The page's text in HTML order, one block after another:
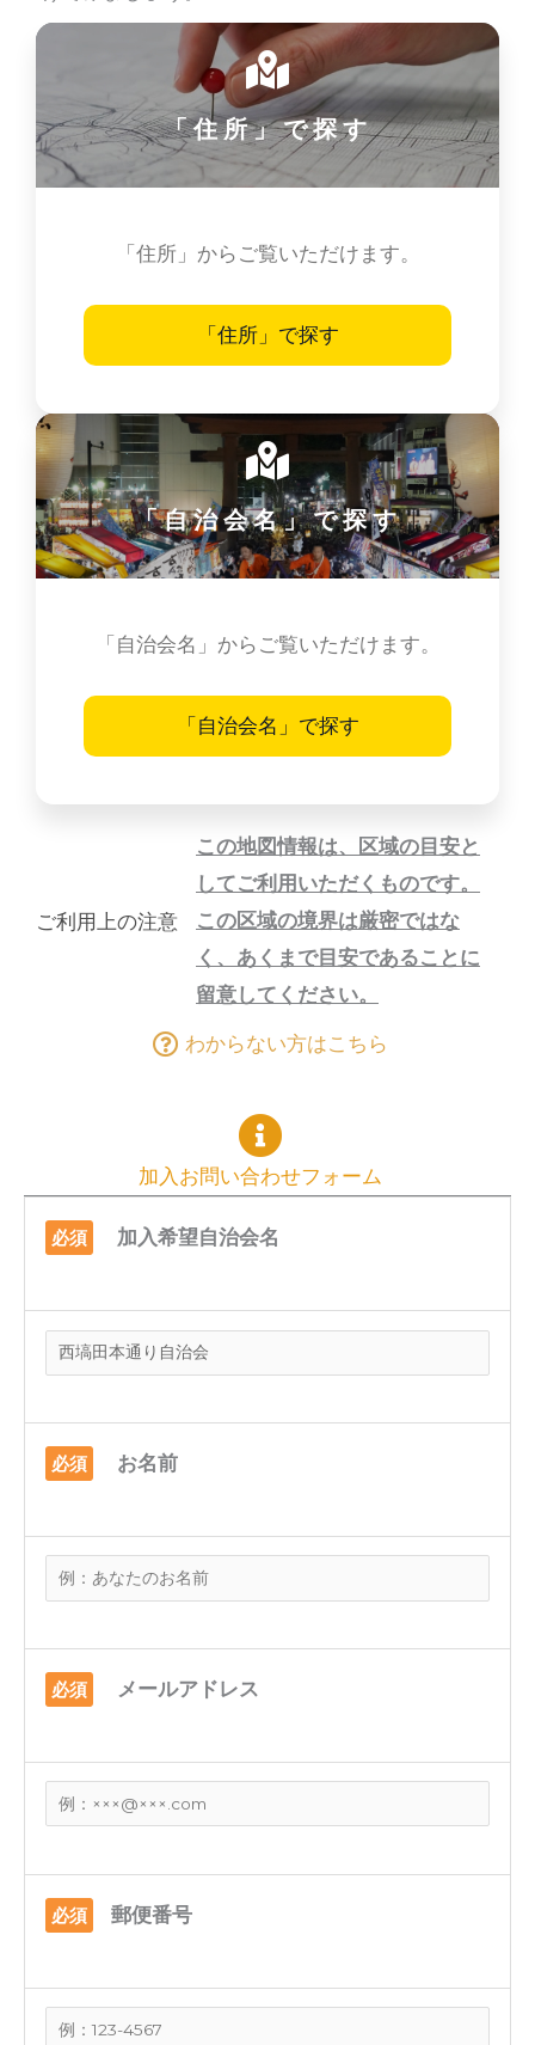
「住所」で探す
「住所」からご覧いただけます。
「住所」で探す
「自治会名」で探す
「自治会名」からご覧いただけます。
「自治会名」で探す
ご利用上の注意
この地図情報は、区域の目安と
してご利用いただくものです。
この区域の境界は厳密ではな
く、あくまで目安であることに
留意してください。
わからない方はこちら
加入お問い合わせフォーム
必須 加入希望自治会名
必須 お名前
必須 メールアドレス
必須 郵便番号